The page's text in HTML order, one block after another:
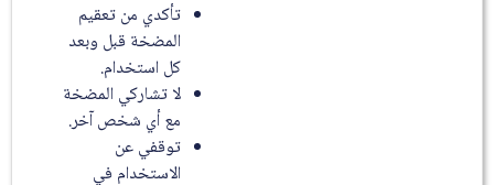
تأكدي من تعقيم
المضخة قبل وبعد
كل استخدام.
لا تشاركي المضخة
مع أي شخص آخر.
توقفي عن
الاستخدام في